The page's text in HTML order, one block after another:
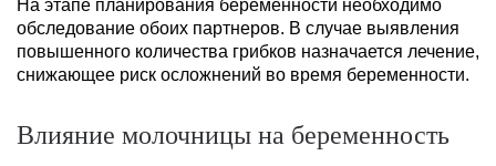
На этапе планирования беременности необходимо
обследование обоих партнеров. В случае выявления
повышенного количества грибков назначается лечение,
снижающее риск осложнений во время беременности.
Влияние молочницы на беременность